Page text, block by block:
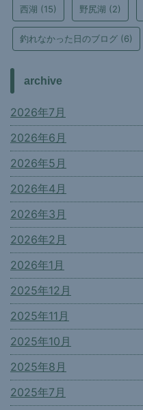
西湖 (15) 野尻湖 (2)
釣れなかった日のブログ (6)
archive
2026年7月
2026年6月
2026年5月
2026年4月
2026年3月
2026年2月
2026年1月
2025年12月
2025年11月
2025年10月
2025年8月
2025年7月